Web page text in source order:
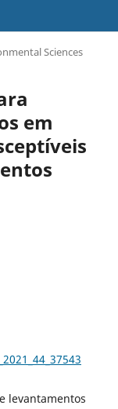
Sciences
em
levantamentos